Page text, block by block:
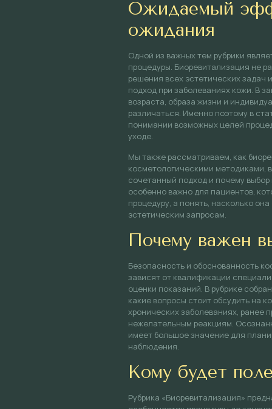
Ожидаемый
ожидания
Одной из важных тем рубрики
процедуры. Биоревитализация не
решения всех эстетических
подход при заболеваниях кожи. В
возраста, образа жизни и
различаться. Именно поэтому в
понимании возможных целей
уходе.
Мы также рассматриваем, как
косметологическими методиками,
сочетанный подход и почему
особенно важно для пациентов,
процедуру, а понять, насколько
эстетическим запросам.
Почему важен
Безопасность и обоснованность
зависят от квалификации
оценки показаний. В рубрике
какие вопросы стоит обсудить на
хронических заболеваниях, ранее
нежелательным реакциям.
имеет большое значение для
наблюдения.
Кому будет
Рубрика «Биоревитализация»